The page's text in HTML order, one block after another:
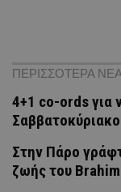
ΠΕΡΙΣΣΟΤΕΡΑ ΝΕΑ
4+1 co-ords για
Σαββατοκύριακο
Στην Πάρο
ζωής του